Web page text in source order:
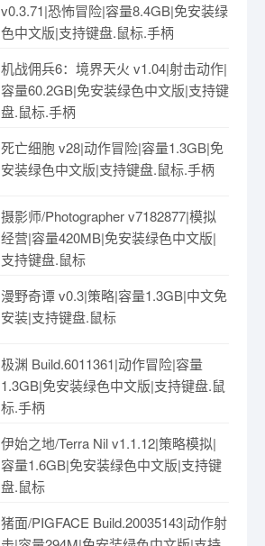
v0.3.71|恐怖冒险|容量8.4GB|免安装绿
色中文版|支持键盘.鼠标.手柄
机战佣兵6：境界天火 v1.04|射击动作|
容量60.2GB|免安装绿色中文版|支持键
盘.鼠标.手柄
死亡细胞 v28|动作冒险|容量1.3GB|免
安装绿色中文版|支持键盘.鼠标.手柄
摄影师/Photographer v7182877|模拟
经营|容量420MB|免安装绿色中文版|
支持键盘.鼠标
漫野奇谭 v0.3|策略|容量1.3GB|中文免
安装|支持键盘.鼠标
极渊 Build.6011361|动作冒险|容量
1.3GB|免安装绿色中文版|支持键盘.鼠
标.手柄
伊始之地/Terra Nil v1.1.12|策略模拟|
容量1.6GB|免安装绿色中文版|支持键
盘.鼠标
猪面/PIGFACE Build.20035143|动作射